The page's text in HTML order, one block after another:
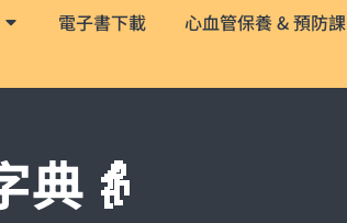
電子書下載 心血管保養 & 預防課
典👵